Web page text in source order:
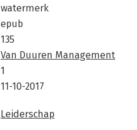
watermerk
epub
135
Van Duuren Management
1
11-10-2017
Leiderschap